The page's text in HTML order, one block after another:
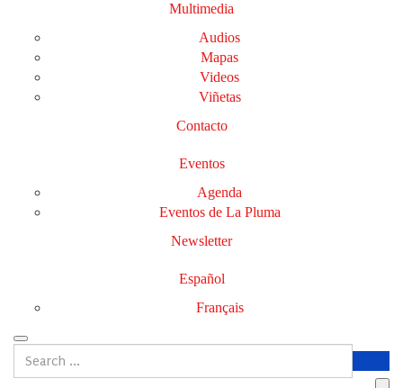
Multimedia
Audios
Mapas
Videos
Viñetas
Contacto
Eventos
Agenda
Eventos de La Pluma
Newsletter
Español
Français